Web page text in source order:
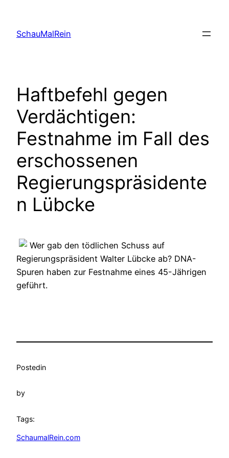
content
SchauMalRein
Haftbefehl gegen
Verdächtigen:
Festnahme im Fall des
erschossenen
Regierungspräsidente
n Lübcke
Wer gab den tödlichen Schuss auf
Regierungspräsident Walter Lübcke ab? DNA-
Spuren haben zur Festnahme eines 45-Jährigen
geführt.
Postedin
by
Tags:
SchaumalRein.com